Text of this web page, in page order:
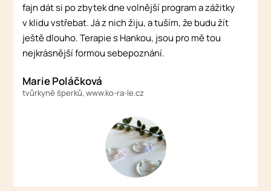
fajn dát si po zbytek dne volnější program a zážitky
v klidu vstřebat. Já z nich žiju, a tuším, že budu žít
ještě dlouho. Terapie s Hankou, jsou pro mě tou
nejkrásnější formou sebepoznání.
Marie Poláčková
tvůrkyně šperků, www.ko-ra-le.cz